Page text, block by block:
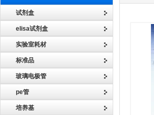
试剂盒
elisa试剂盒
实验室耗材
标准品
玻璃电极管
pe管
培养基